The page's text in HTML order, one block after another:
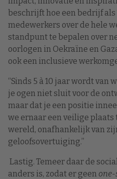
beschrijft hoe een bedrijf als
medewerkers over de hele
standpunt te bepalen over
oorlogen in Oekraïne en
ook een inclusieve
“Sinds 5 à 10 jaar wordt van
je ogen niet sluit voor de
maar dat je een positie
we ernaar een veilige plaats
wereld, onafhankelijk van
geloofsovertuiging.”
Lastig. Temeer daar de
anders is, zodat er geen